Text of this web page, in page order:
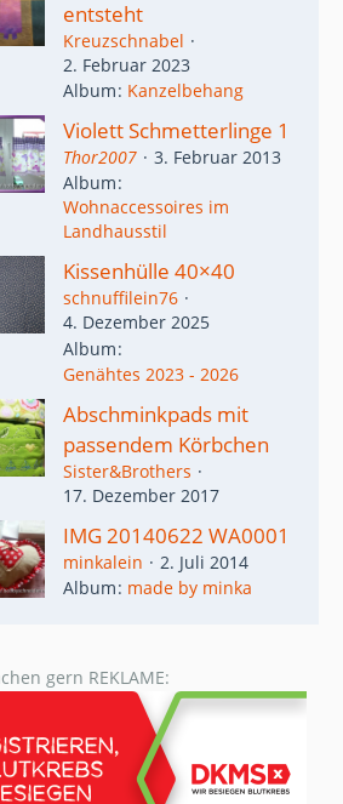
entsteht
Kreuzschnabel
2. Februar 2023
Album Kanzelbehang
Violett Schmetterlinge 1
Thor2007
3. Februar 2013
Album
Wohnaccessoires im
Landhausstil
Kissenhülle 40×40
schnuffilein76
4. Dezember 2025
Album
Genähtes 2023 - 2026
Abschminkpads mit
passendem Körbchen
Sister&Brothers
17. Dezember 2017
IMG 20140622 WA0001
minkalein
2. Juli 2014
Album made by minka
gern REKLAME: